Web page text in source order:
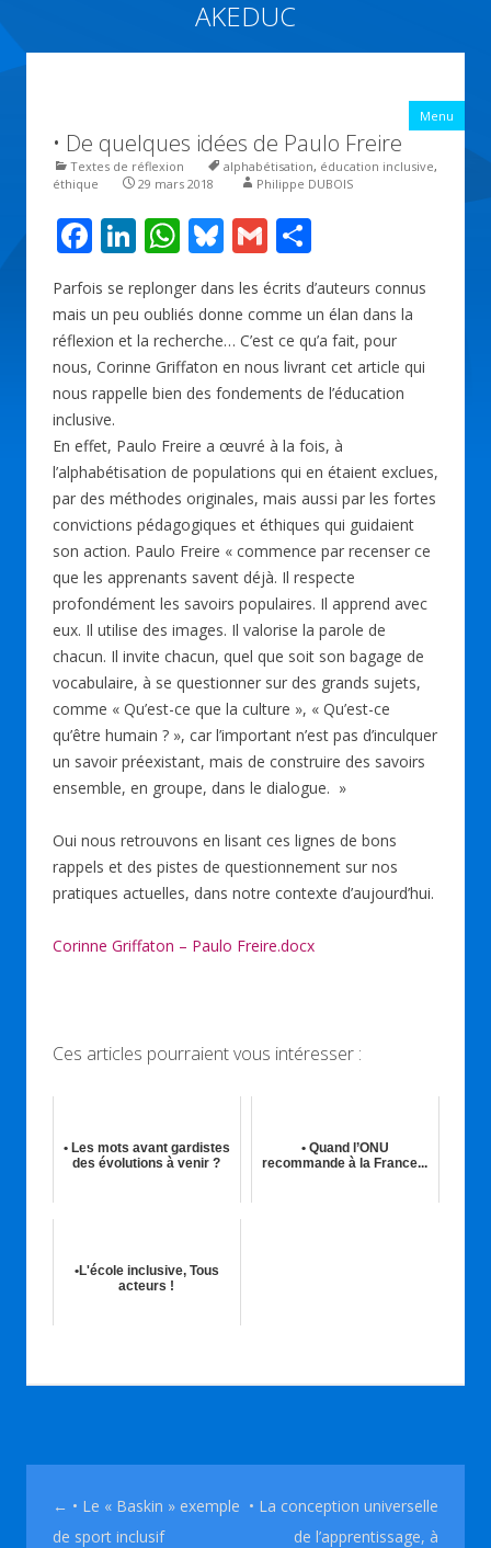
AKEDUC
Menu
• De quelques idées de Paulo Freire
Textes de réflexion alphabétisation, éducation inclusive,
éthique
29 mars 2018 Philippe DUBOIS
F
ac
e
b
o
o
k
Li
n
k
e
dI
n
W
at
s
A
p
p
Bl
u
e
sk
y
G
m
ai
l
ar
ta
g
er
Parfois se replonger dans les écrits d’auteurs connus
mais un peu oubliés donne comme un élan dans la
réflexion et la recherche… C’est ce qu’a fait, pour
nous, Corinne Griffaton en nous livrant cet article qui
nous rappelle bien des fondements de l’éducation
inclusive.
En effet, Paulo Freire a œuvré à la fois, à
l’alphabétisation de populations qui en étaient exclues,
par des méthodes originales, mais aussi par les fortes
convictions pédagogiques et éthiques qui guidaient
son action. Paulo Freire « commence par recenser ce
que les apprenants savent déjà. Il respecte
profondément les savoirs populaires. Il apprend avec
eux. Il utilise des images. Il valorise la parole de
chacun. Il invite chacun, quel que soit son bagage de
vocabulaire, à se questionner sur des grands sujets,
comme « Qu’est-ce que la culture », « Qu’est-ce
qu’être humain ? », car l’important n’est pas d’inculquer
un savoir préexistant, mais de construire des savoirs
ensemble, en groupe, dans le dialogue. »
Oui nous retrouvons en lisant ces lignes de bons
rappels et des pistes de questionnement sur nos
pratiques actuelles, dans notre contexte d’aujourd’hui.
Corinne Griffaton – Paulo Freire.docx
Ces articles pourraient vous intéresser :
• Les mots avant gardistes
des évolutions à venir ?
• Quand l’ONU
recommande à la France...
•L'école inclusive, Tous
acteurs !
Navigation des articles
← • Le « Baskin » exemple
de sport inclusif
• La conception universelle
de l’apprentissage, à